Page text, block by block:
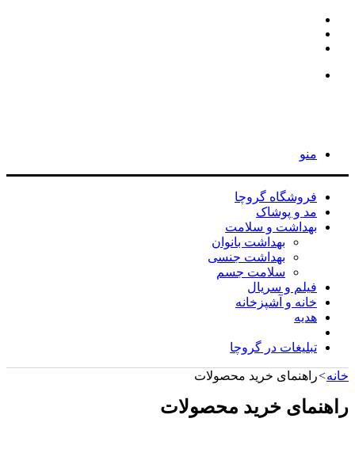
منو
فروشگاه گروچا
مد و پوشاک
بهداشت و سلامت
بهداشت بانوان
بهداشت جنسی
سلامت جسم
فیلم و سریال
خانه و آشپزخانه
هدیه
تبلیغات در گروچا
خانه>راهنمای خرید محصولات
راهنمای خرید محصولات